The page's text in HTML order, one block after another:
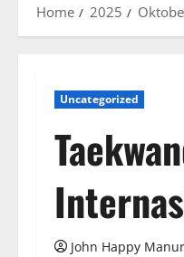
Home 2025
Uncategorized
John Happy